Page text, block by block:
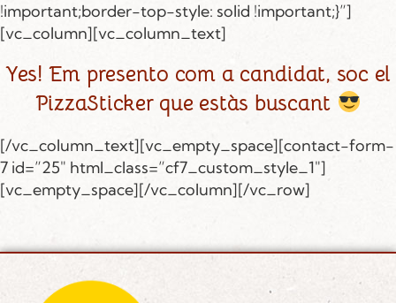
!important;border-top-style: solid !important;}”]
[vc_column][vc_column_text]
Yes! Em presento com a candidat, soc el
PizzaSticker que estàs buscant
[/vc_column_text][vc_empty_space][contact-form-
7 id=”25″ html_class=”cf7_custom_style_1″]
[vc_empty_space][/vc_column][/vc_row]